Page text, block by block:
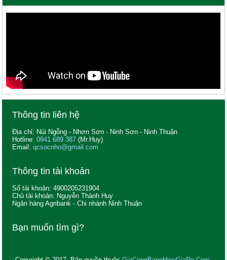
Thông tin liên hệ
Địa chỉ: Núi Ngỗng - Nhơn Sơn - Ninh Sơn - Ninh Thuận
Hotline:0941 689 387 (Mr.Huy)
Email:qcsocnho@gmail.com
Thông tin tài khoản
Số tài khoản: 4900205231904
Chủ tài khoản: Nguyễn Thành Huy
Ngân hàng Agribank - Chi nhánh Ninh Thuận
Bạn muốn tìm gì?